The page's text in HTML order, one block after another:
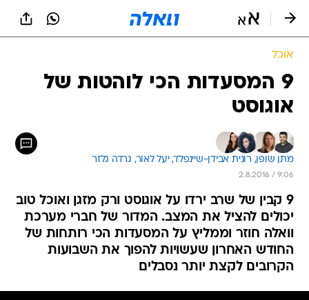
אוכל
9 המסעדות הכי לוהטות של
אוגוסט
מתן שופן, רונית אבידן-שיינפלד, יעל לאור, גרדה גלזר
2.8.2016 / 9:06
9 קבין של שרב ירדו על אוגוסט ורק מזגן ואוכל טוב
יכולים להציל את המצב. המדור של חברי מערכת
וואלה חוזר וממליץ על המסעדות הכי רותחות של
החודש האחרון שעשויות להפוך את השבועות
הקרובים לקצת יותר נסבלים